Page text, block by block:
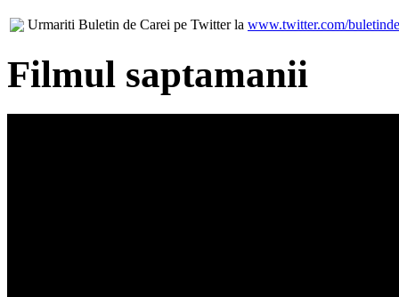
Urmariti Buletin de Carei pe Twitter la www.twitter.com/
Filmul saptamanii